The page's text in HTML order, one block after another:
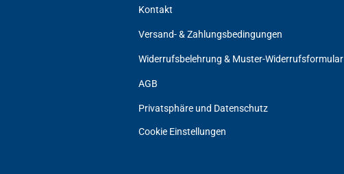
Kontakt
Versand- & Zahlungsbedingungen
Widerrufsbelehrung & Muster-Widerrufsformular
AGB
Privatsphäre und Datenschutz
Cookie Einstellungen